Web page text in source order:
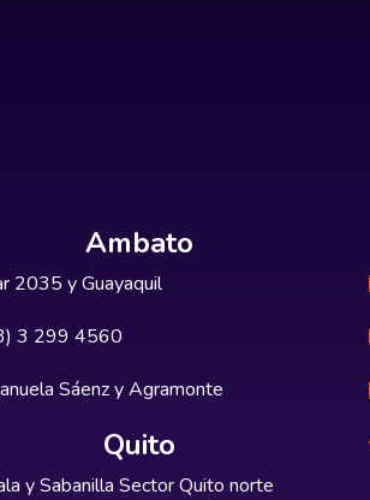
Ambato
2035 y Guayaquil
3 299 4560
Sáenz y Agramonte
Quito
y Sabanilla Sector Quito norte